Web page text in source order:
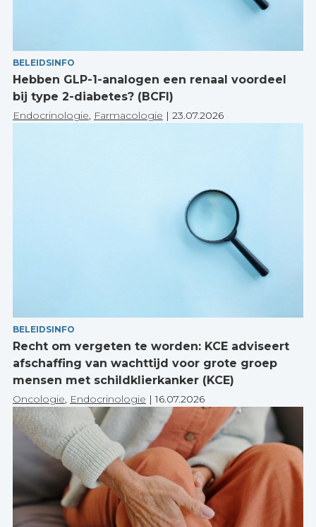
BELEIDSINFO
Hebben GLP-1-analogen een renaal voordeel
bij type 2-diabetes? (BCFI)
Endocrinologie, Farmacologie | 23.07.2026
BELEIDSINFO
Recht om vergeten te worden: KCE adviseert
afschaffing van wachttijd voor grote groep
mensen met schildklierkanker (KCE)
Oncologie, Endocrinologie |16.07.2026